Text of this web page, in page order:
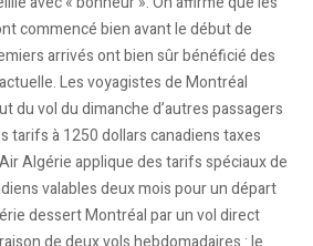
commencé bien avant le début de
arrivés ont bien sûr bénéficié des
Les voyagistes de Montréal
du vol du dimanche d’autres passagers
tarifs à 1250 dollars canadiens taxes
Algérie applique des tarifs spéciaux de
valables deux mois pour un départ
dessert Montréal par un vol direct